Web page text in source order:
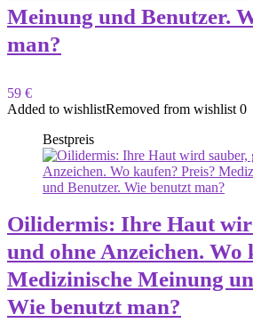
Meinung und Benutzer.
man?
59 €
Added to wishlistRemoved from wishlist 0
Bestpreis
Oilidermis: Ihre Haut
und ohne Anzeichen. Wo
Medizinische Meinung
Wie benutzt man?